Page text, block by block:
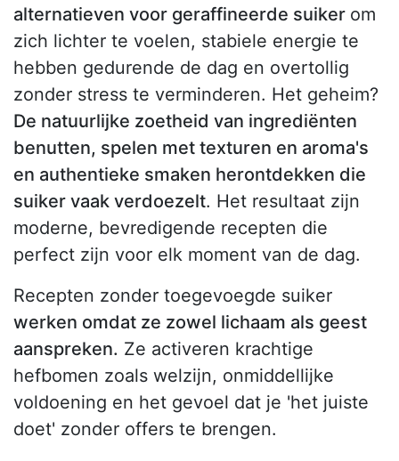
alternatieven voor geraffineerde suiker om
zich lichter te voelen, stabiele energie te
hebben gedurende de dag en overtollig
zonder stress te verminderen. Het geheim?
De natuurlijke zoetheid van ingrediënten
benutten, spelen met texturen en aroma's
en authentieke smaken herontdekken die
suiker vaak verdoezelt. Het resultaat zijn
moderne, bevredigende recepten die
perfect zijn voor elk moment van de dag.
Recepten zonder toegevoegde suiker
werken omdat ze zowel lichaam als geest
aanspreken. Ze activeren krachtige
hefbomen zoals welzijn, onmiddellijke
voldoening en het gevoel dat je 'het juiste
doet' zonder offers te brengen.